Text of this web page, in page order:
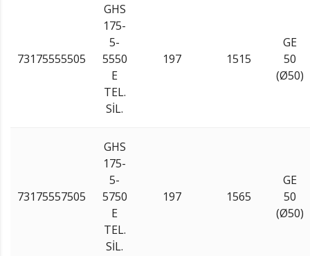
73175555505
GHS
175-
5-
5550
E
TEL.
SİL.
197 1515
GE
50
(Ø50)
73175557505
GHS
175-
5-
5750
E
TEL.
SİL.
197 1565
GE
50
(Ø50)